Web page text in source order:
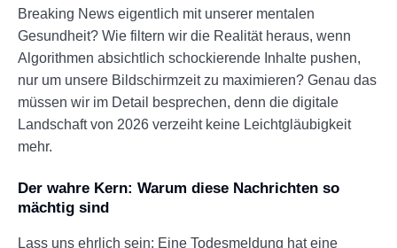
Breaking News eigentlich mit unserer mentalen
Gesundheit? Wie filtern wir die Realität heraus, wenn
Algorithmen absichtlich schockierende Inhalte pushen,
nur um unsere Bildschirmzeit zu maximieren? Genau das
müssen wir im Detail besprechen, denn die digitale
Landschaft von 2026 verzeiht keine Leichtgläubigkeit
mehr.
Der wahre Kern: Warum diese Nachrichten so
mächtig sind
Lass uns ehrlich sein: Eine Todesmeldung hat eine